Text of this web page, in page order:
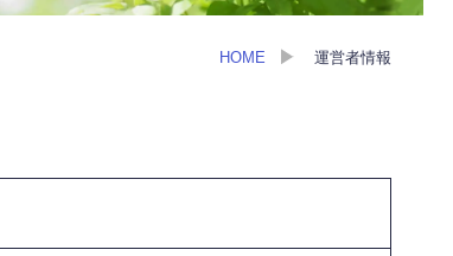
HOME 運営者情報